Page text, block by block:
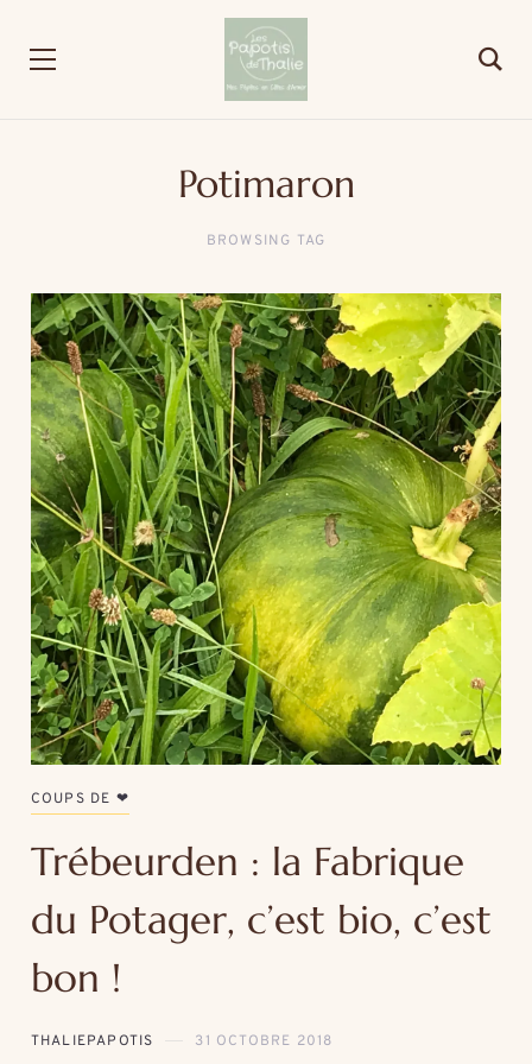
Potimaron
BROWSING TAG
COUPS DE ❤
Trébeurden : la Fabrique
du Potager, c’est bio, c’est
bon !
THALIEPAPOTIS 31 OCTOBRE 2018